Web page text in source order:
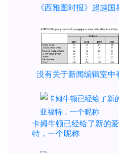
《西雅图时报》超越
没有关于新闻编辑室
卡姆牛顿已经给了新的
特，一个昵称